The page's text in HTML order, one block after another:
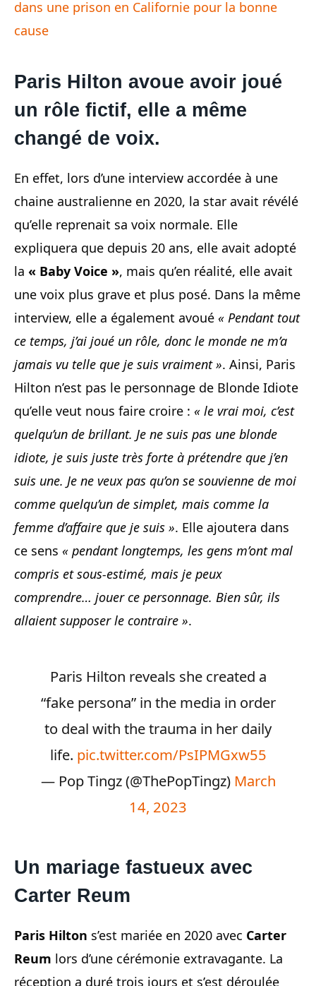
dans une prison en Californie pour la bonne
cause
Paris Hilton avoue avoir joué
un rôle fictif, elle a même
changé de voix.
En effet, lors d’une interview accordée à une
chaine australienne en 2020, la star avait révélé
qu’elle reprenait sa voix normale. Elle
expliquera que depuis 20 ans, elle avait adopté
la « Baby Voice », mais qu’en réalité, elle avait
une voix plus grave et plus posé. Dans la même
interview, elle a également avoué « Pendant tout
ce temps, j’ai joué un rôle, donc le monde ne m’a
jamais vu telle que je suis vraiment ». Ainsi, Paris
Hilton n’est pas le personnage de Blonde Idiote
qu’elle veut nous faire croire : « le vrai moi, c’est
quelqu’un de brillant. Je ne suis pas une blonde
idiote, je suis juste très forte à prétendre que j’en
suis une. Je ne veux pas qu’on se souvienne de moi
comme quelqu’un de simplet, mais comme la
femme d’affaire que je suis ». Elle ajoutera dans
ce sens « pendant longtemps, les gens m’ont mal
compris et sous-estimé, mais je peux
comprendre… jouer ce personnage. Bien sûr, ils
allaient supposer le contraire ».
Paris Hilton reveals she created a
“fake persona” in the media in order
to deal with the trauma in her daily
life. pic.twitter.com/PsIPMGxw55
— Pop Tingz (@ThePopTingz) March
14, 2023
Un mariage fastueux avec
Carter Reum
Paris Hilton s’est mariée en 2020 avec Carter
Reum lors d’une cérémonie extravagante. La
réception a duré trois jours et s’est déroulée